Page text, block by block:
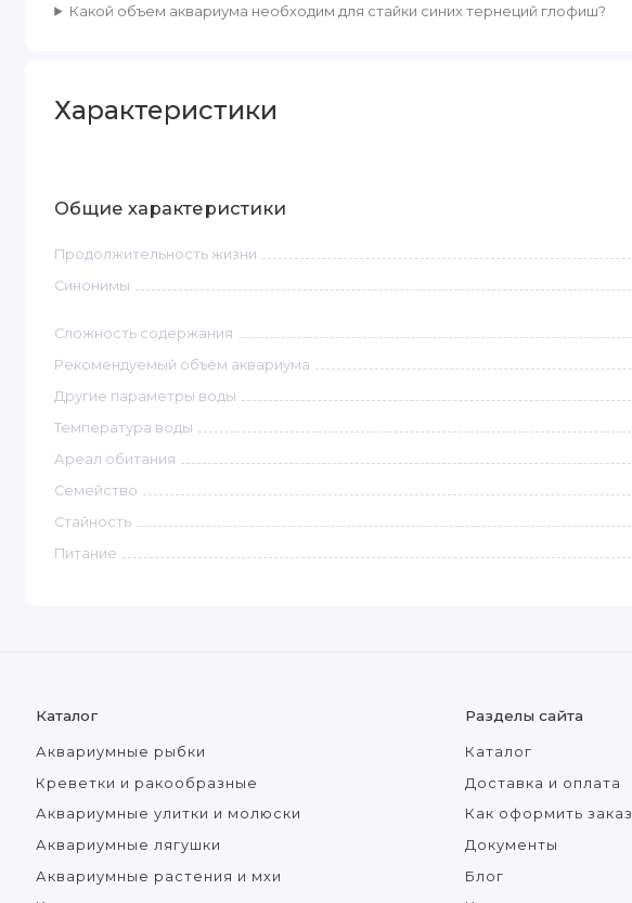
Какой объем аквариума необходим для стайки синих тернеций глофиш?
Характеристики
Общие характеристики
Продолжительность жизни
Синонимы
Сложность содержания
Рекомендуемый объём аквариума
Другие параметры воды
Температура воды
Ареал обитания
Семейство
Стайность
Питание
Каталог
Аквариумные рыбки
Креветки и ракообразные
Аквариумные улитки и молюски
Аквариумные лягушки
Аквариумные растения и мхи
Разделы сайта
Каталог
Доставка и оплата
Как оформить заказ
Документы
Блог